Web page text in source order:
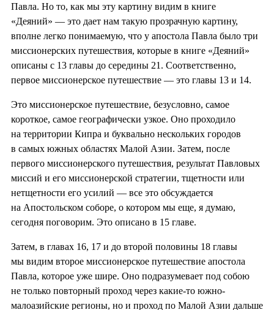
Павла. Но то, как мы эту картину видим в книге
«Деяний» — это дает нам такую прозрачную картину,
вполне легко понимаемую, что у апостола Павла было три
миссионерских путешествия, которые в книге «Деяний»
описаны с 13 главы до середины 21. Соответственно,
первое миссионерское путешествие — это главы 13 и 14.
Это миссионерское путешествие, безусловно, самое
короткое, самое географически узкое. Оно проходило
на территории Кипра и буквально нескольких городов
в самых южных областях Малой Азии. Затем, после
первого миссионерского путешествия, результат Павловых
миссий и его миссионерской стратегии, тщетности или
нетщетности его усилий — все это обсуждается
на Апостольском соборе, о котором мы еще, я думаю,
сегодня поговорим. Это описано в 15 главе.
Затем, в главах 16, 17 и до второй половины 18 главы
мы видим второе миссионерское путешествие апостола
Павла, которое уже шире. Оно подразумевает под собою
не только повторный проход через какие-то южно-
малоазийские регионы, но и проход по Малой Азии дальше